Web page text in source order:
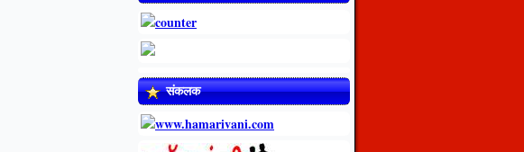
संकलक